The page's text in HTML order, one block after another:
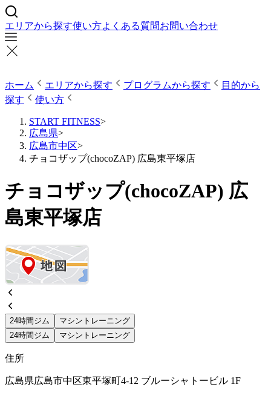
エリアから探す使い方よくある質問お問い合わせ
ホーム エリアから探す プログラムから探す
目的から
探す
使い方
START FITNESS>
広島県>
広島市中区>
チョコザップ(chocoZAP) 広島東平塚店
チョコザップ(chocoZAP) 広
島東平塚店
24時間ジム
マシントレーニング
24時間ジム
マシントレーニング
住所
広島県広島市中区東平塚町4-12 ブルーシャトービル 1F